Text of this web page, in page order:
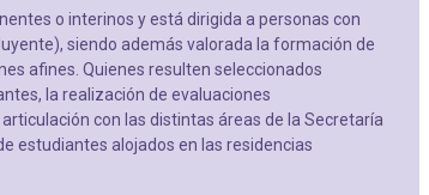
o interinos y está dirigida a personas con
siendo además valorada la formación de
afines. Quienes resulten seleccionados
la realización de evaluaciones
con las distintas áreas de la Secretaría
estudiantes alojados en las residencias